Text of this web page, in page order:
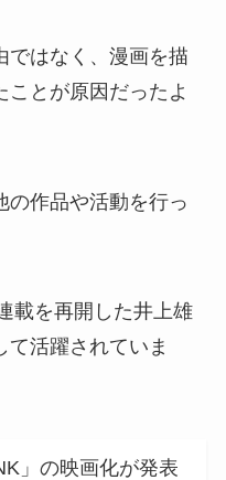
はなく、 漫画を描
ことが原因だった よ
の作品や活動を行っ
載を再開した井上雄
て活躍されていま
」の映画化が発表